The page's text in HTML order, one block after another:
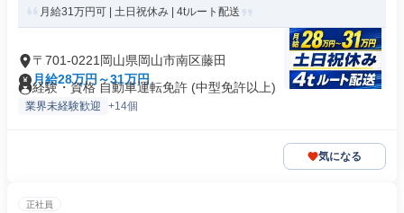
月給31万円可 | 土日祝休み | 4tルート配送
〒701-0221岡山県岡山市南区藤田
月給28万円～31万円
経験・資格 自動車運転免許 (中型免許以上)
業界未経験歓迎 +14個
気になる
正社員